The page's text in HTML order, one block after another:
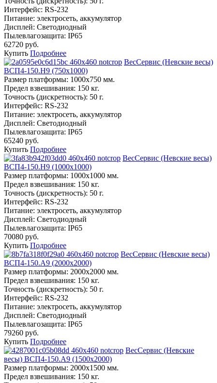
Интерфейс: RS-232
Питание: электросеть, аккумулятор
Дисплей: Светодиодный
Пылевлагозащита: IP65
62720 руб.
Купить Подробнее
ВесСервис (Невские весы)
ВСП4-150.Н9 (750х1000)
Размер платформы: 1000х750 мм.
Предел взвешивания: 150 кг.
Точность (дискретность): 50 г.
Интерфейс: RS-232
Питание: электросеть, аккумулятор
Дисплей: Светодиодный
Пылевлагозащита: IP65
65240 руб.
Купить Подробнее
ВесСервис (Невские весы)
ВСП4-150.Н9 (1000х1000)
Размер платформы: 1000х1000 мм.
Предел взвешивания: 150 кг.
Точность (дискретность): 50 г.
Интерфейс: RS-232
Питание: электросеть, аккумулятор
Дисплей: Светодиодный
Пылевлагозащита: IP65
70080 руб.
Купить Подробнее
ВесСервис (Невские весы)
ВСП4-150.А9 (2000х2000)
Размер платформы: 2000х2000 мм.
Предел взвешивания: 150 кг.
Точность (дискретность): 50 г.
Интерфейс: RS-232
Питание: электросеть, аккумулятор
Дисплей: Светодиодный
Пылевлагозащита: IP65
79260 руб.
Купить Подробнее
ВесСервис (Невские
весы) ВСП4-150.А9 (1500х2000)
Размер платформы: 2000х1500 мм.
Предел взвешивания: 150 кг.